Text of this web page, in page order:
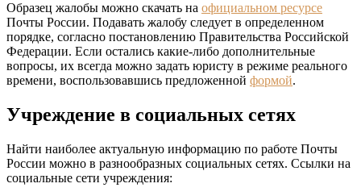
Образец жалобы можно скачать на официальном ресурсе
Почты России. Подавать жалобу следует в определенном
порядке, согласно постановлению Правительства Российской
Федерации. Если остались какие-либо дополнительные
вопросы, их всегда можно задать юристу в режиме реального
времени, воспользовавшись предложенной формой.
Учреждение в социальных сетях
Найти наиболее актуальную информацию по работе Почты
России можно в разнообразных социальных сетях. Ссылки на
социальные сети учреждения: